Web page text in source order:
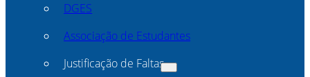
DGES
Associação de Estudantes
Justificação de Faltas